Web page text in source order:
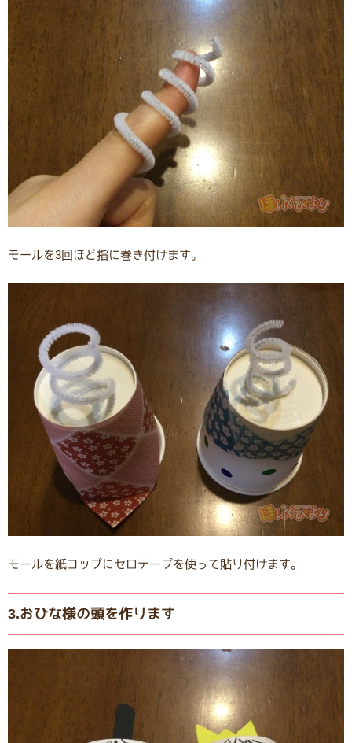
モールを3回ほど指に巻き付けます。
モールを紙コップにセロテープを使って貼り付けます。
3.おひな様の頭を作ります